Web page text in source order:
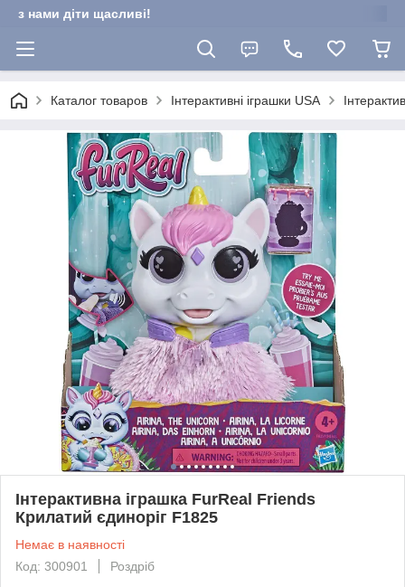
з нами діти щасливі!
Каталог товаров Інтерактивні іграшки USA
Інтерактивна іграшка FurReal Friends
Крилатий єдиноріг F1825
Немає в наявності
Код: 300901
Роздріб